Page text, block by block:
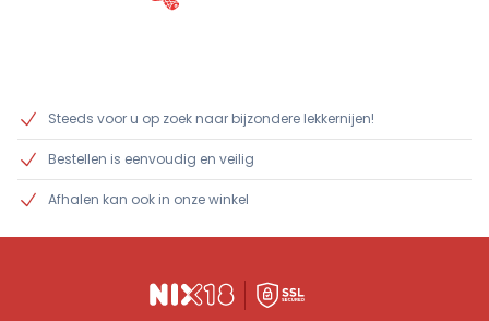
Steeds voor u op zoek naar bijzondere lekkernijen!
Bestellen is eenvoudig en veilig
Afhalen kan ook in onze winkel